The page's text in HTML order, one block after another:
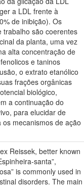
a LDL frente à
de inibição). Os
trabalho são coerentes
da planta, uma vez
alta concentração de
e taninos
o extrato etanólico
frações orgânicas
biológico,
a continuação do
para elucidar de
mecanismos de ação
Reissek, better known
santa”,
is commonly used in
disorders. The main